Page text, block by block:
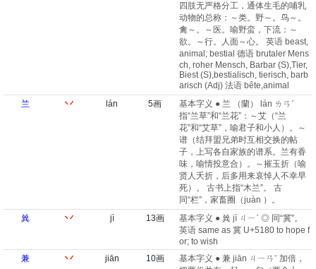
四肢无严格分工，通体生毛的哺乳
动物的总称：～类。野～。鸟～。
禽～。～医。喻野蛮，下流：～
欲。～行。人面～心。 英语 beast,
animal; bestial 德语 brutaler Mens
ch, roher Mensch, Barbar (S)​,Tier,
Biest (S)​,bestialisch, tierisch, barb
arisch (Adj) 法语 bête,animal
兰
丷 lán 5画
基本字义 ● 兰 （蘭） lán ㄌㄢˊ
指“兰草”和“兰花”：～艾（“兰
花”和“艾草”，喻君子和小人）。～
谱（结拜盟兄弟时互相交换的帖
子，上写各自家族的谱系。兰有香
味，喻情投意合）。～摧玉折（喻
贤人夭折，后多用来哀悼人不幸早
死）。 古书上指“木兰”。 古
同“栏”，家畜圈（juàn ）。
兾
丷 jì 13画
基本字义 ● 兾 jì ㄐㄧˋ ◎ 同“冀”。
英语 same as 冀 U+5180 to hope f
or; to wish
兼
丷 jiān 10画
基本字义 ● 兼 jiān ㄐㄧㄢˉ 加倍，